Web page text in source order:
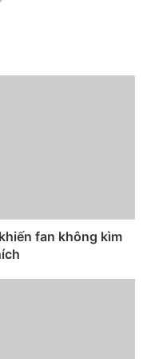
9to5Google chụp lại
fan không kìm